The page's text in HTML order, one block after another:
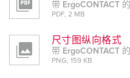
带 ErgoCONTACT
PDF, 2 MB
尺寸图纵向格式
带 ErgoCONTACT
PNG, 159 KB